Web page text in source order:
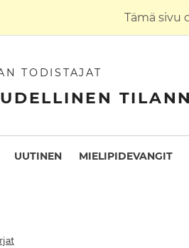
Tämä sivu
TODISTAJAT
UUTINEN MIELIPIDEVANGIT